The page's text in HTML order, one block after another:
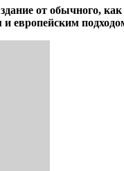
от обычного,